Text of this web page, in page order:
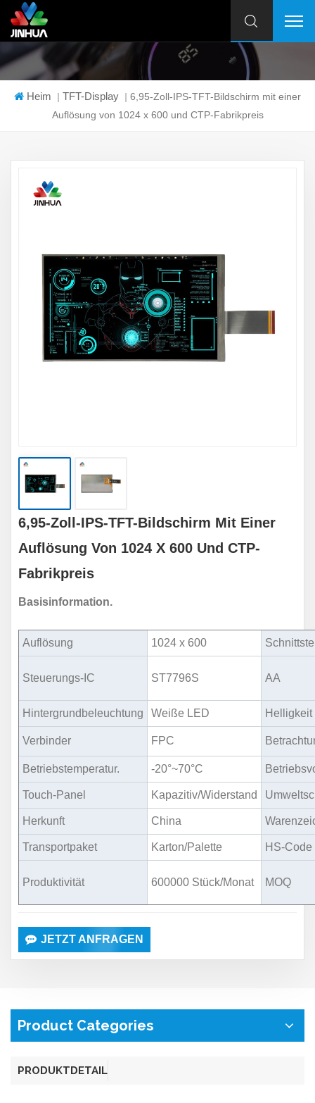
Heim | TFT-Display | 6,95-Zoll-IPS-TFT-Bildschirm mit einer
Auflösung von 1024 x 600 und CTP-Fabrikpreis
6,95-Zoll-IPS-TFT-Bildschirm Mit Einer
Auflösung Von 1024 X 600 Und CTP-
Fabrikpreis
Basisinformation.
Auflösung 1024 x 600
Steuerungs-IC ST7796S AA
Hintergrundbeleuchtung Weiße LED Helligkeit
Verbinder FPC
Betriebstemperatur. -20°~70°C
Touch-Panel Kapazitiv/Widerstand
Herkunft China
Transportpaket Karton/Palette HS-Code
Produktivität 600000 Stück/Monat MOQ
JETZT ANFRAGEN
Product Categories
PRODUKTDETAIL